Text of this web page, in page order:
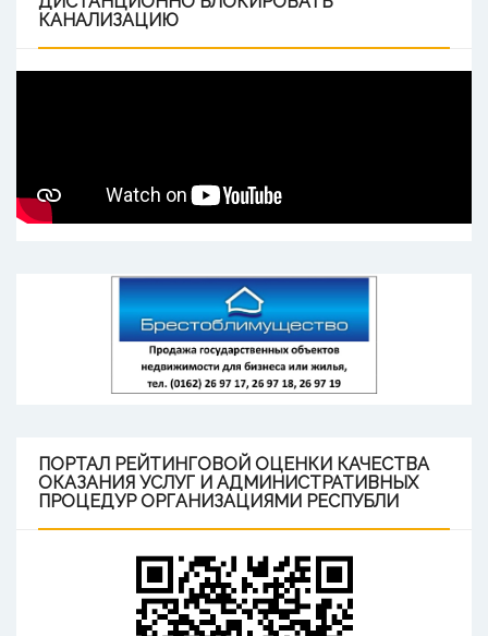
КАНАЛИЗАЦИЮ
ПОРТАЛ РЕЙТИНГОВОЙ ОЦЕНКИ КАЧЕСТВА
ОКАЗАНИЯ УСЛУГ И АДМИНИСТРАТИВНЫХ
ПРОЦЕДУР ОРГАНИЗАЦИЯМИ РЕСПУБЛИ